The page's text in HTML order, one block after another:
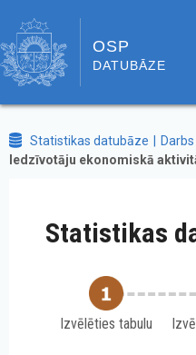
OSP
DATUBĀZE
Statistikas datubāze Darbs
Iedzīvotāju ekonomiskā
Statistikas
Izvēlēties tabulu